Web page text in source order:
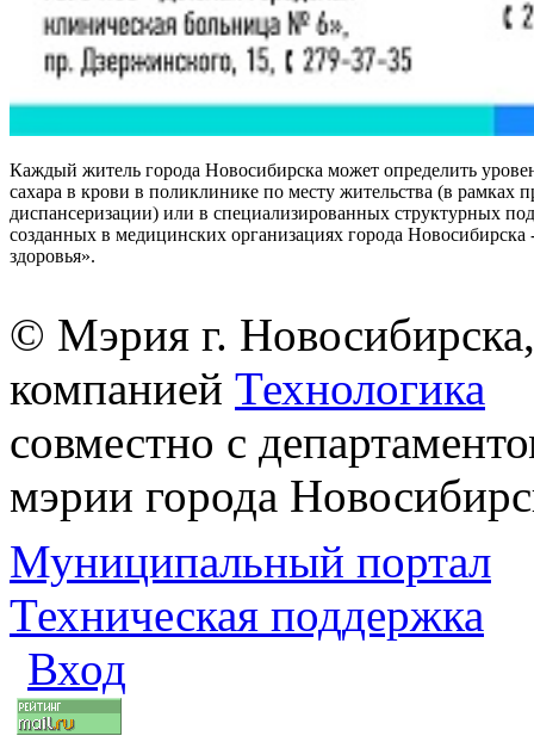
Каждый житель города Новосибирска может определить
сахара в крови в поликлинике по месту жительства (в рамках
диспансеризации) или в специализированных структурных
созданных в медицинских организациях города
здоровья».
© Мэрия г.
компанией Технологика
совместно с
мэрии города
Муниципальный портал
Техническая поддержка
Вход